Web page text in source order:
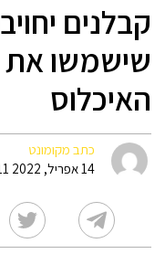
קבלנים
שישמשו את
האיכלוס
כתב מקומונט
14 אפריל, 2022 08:11